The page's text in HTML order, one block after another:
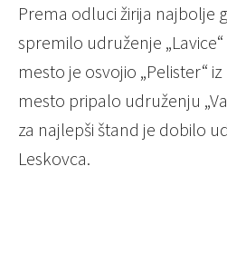
Prema odluci žirija najbolje
spremilo udruženje
mesto je osvojio „Pelister“
mesto pripalo udruženju
za najlepši štand je dobilo
Leskovca.